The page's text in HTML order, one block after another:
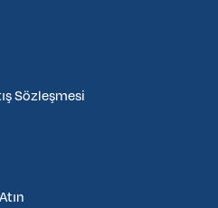
Sözleşmesi